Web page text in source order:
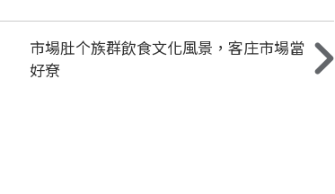
市場肚个族群飲食文化風景，客庄市場當
好尞